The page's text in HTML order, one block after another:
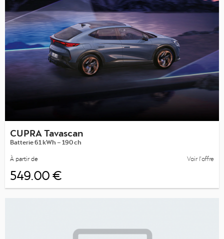
CUPRA Tavascan
Batterie 61 kWh – 190 ch
À partir de
549.00 €
Voir l’offre